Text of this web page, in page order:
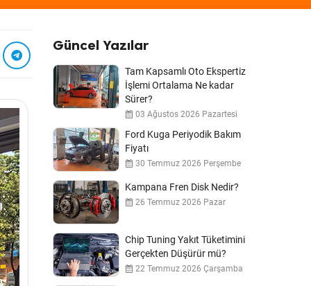
Güncel Yazılar
Tam Kapsamlı Oto Ekspertiz
İşlemi Ortalama Ne kadar
Sürer?
03 Ağustos 2026 Pazartesi
Ford Kuga Periyodik Bakım
Fiyatı
30 Temmuz 2026 Perşembe
Kampana Fren Disk Nedir?
26 Temmuz 2026 Pazar
Chip Tuning Yakıt Tüketimini
Gerçekten Düşürür mü?
22 Temmuz 2026 Çarşamba